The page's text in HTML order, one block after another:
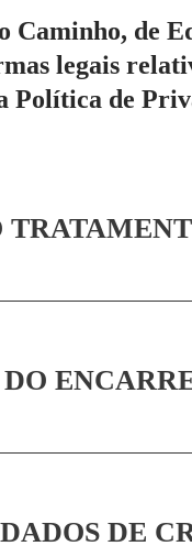
Caminho, de
legais
Política de
DE